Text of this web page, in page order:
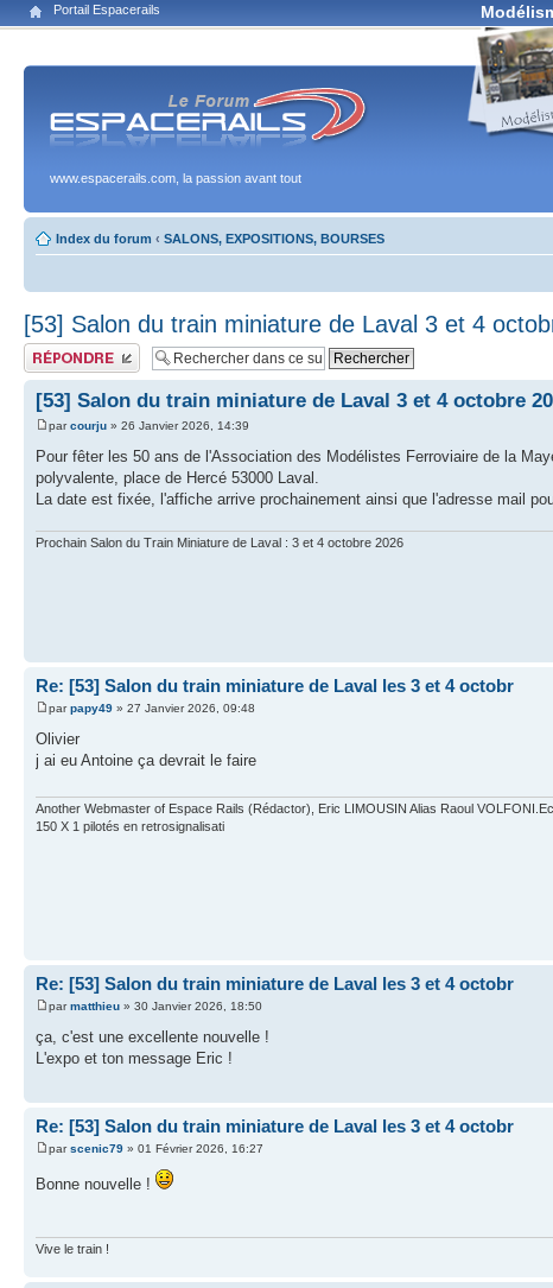
Portail Espacerails
www.espacerails.com, la passion avant tout
Index du forum ‹ SALONS, EXPOSITIONS, BOURSES
[53] Salon du train miniature de Laval 3 et 4
Publier une réponse
[53] Salon du train miniature de Laval 3 et 4 octobre
parcourju » 26 Janvier 2026, 14:39
Pour fêter les 50 ans de l'Association des Modélistes Ferroviaire de la
polyvalente, place de Hercé 53000 Laval.
La date est fixée, l'affiche arrive prochainement ainsi que l'adresse mail
Prochain Salon du Train Miniature de Laval : 3 et 4 octobre 2026
Re: [53] Salon du train miniature de Laval les 3 et 4 octobr
parpapy49 » 27 Janvier 2026, 09:48
Olivier
j ai eu Antoine ça devrait le faire
Another Webmaster of Espace Rails (Rédactor), Eric LIMOUSIN Alias Raoul
150 X 1 pilotés en retrosignalisati
Re: [53] Salon du train miniature de Laval les 3 et 4 octobr
parmatthieu » 30 Janvier 2026, 18:50
ça, c'est une excellente nouvelle !
L'expo et ton message Eric !
Re: [53] Salon du train miniature de Laval les 3 et 4 octobr
parscenic79 » 01 Février 2026, 16:27
Bonne nouvelle !
Vive le train !